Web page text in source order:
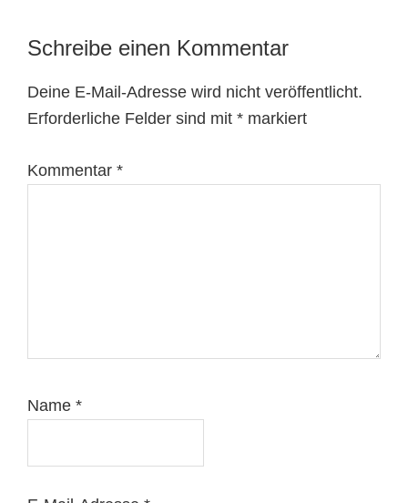
Schreibe einen Kommentar
Deine E-Mail-Adresse wird nicht veröffentlicht.
Erforderliche Felder sind mit * markiert
Kommentar *
Name *